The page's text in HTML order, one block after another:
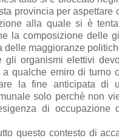
provincia per aspettare
alla quale si è
la composizione delle
delle maggioranze
gli organismi elettivi
qualche emiro di turno
la fine anticipata di
solo perchè non
di occupazione
questo contesto di